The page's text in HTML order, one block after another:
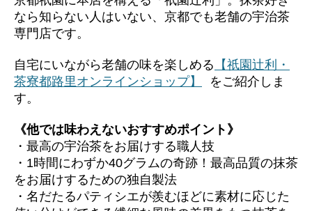
なら知らない人はいない、京都でも老舗の宇治茶
専門店です。
自宅にいながら老舗の味を楽しめる 【祇園辻利・
茶寮都路里オンラインショップ】
をご紹介しま
す。
《他では味わえないおすすめポイント》
・最高の宇治茶をお届けする職人技
・1時間にわずか40グラムの奇跡！最高品質の抹茶
をお届けするための独自製法
・名だたるパティシエが羨むほどに素材に応じた